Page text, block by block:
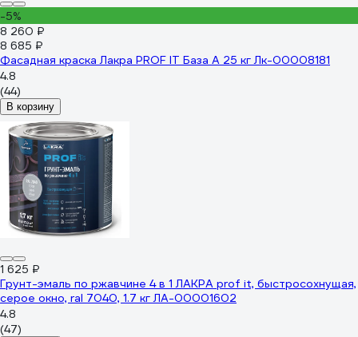
-5%
8 260 ₽
8 685 ₽
Фасадная краска Лакра PROF IT База А 25 кг Лк-00008181
4.8
(44)
В корзину
1 625 ₽
Грунт-эмаль по ржавчине 4 в 1 ЛАКРА prof it, быстросохнущая,
серое окно, ral 7040, 1.7 кг ЛА-00001602
4.8
(47)